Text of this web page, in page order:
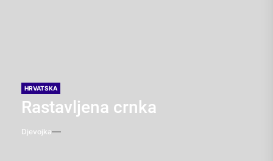
HRVATSKA
Rastavljena crnka
Djevojka